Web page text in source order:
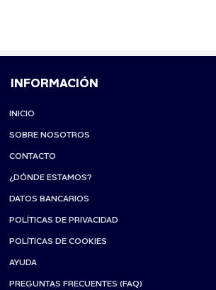
INFORMACIÓN
INICIO
SOBRE NOSOTROS
CONTACTO
¿DÓNDE ESTAMOS?
DATOS BANCARIOS
POLÍTICAS DE PRIVACIDAD
POLÍTICAS DE COOKIES
AYUDA
PREGUNTAS FRECUENTES (FAQ)